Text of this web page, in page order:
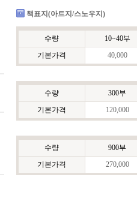
책표지(아트지/스노우지)
수량 10~40부
기본가격
40,000
수량 300부
기본가격
120,000
수량 900부
기본가격
270,000